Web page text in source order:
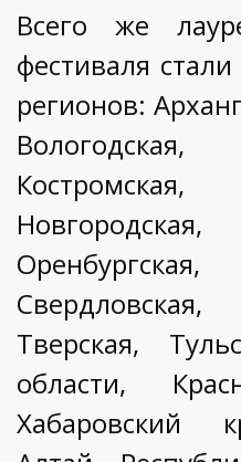
Всего же
фестиваля
регионов:
Тверская,
области,
Хабаровский